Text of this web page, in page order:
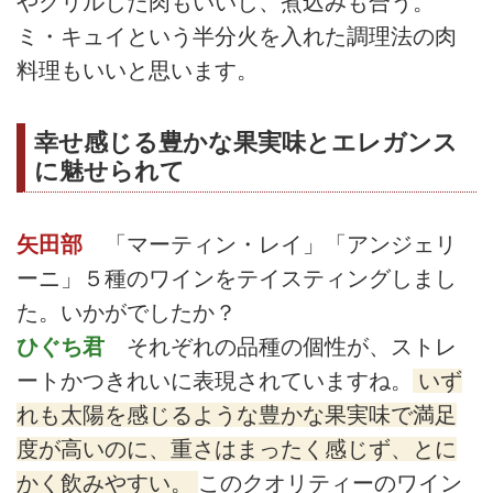
ミ・キュイという半分火を入れた調理法の肉
料理もいいと思います。
幸せ感じる豊かな果実味とエレガンス
に魅せられて
矢田部 「マーティン・レイ」「アンジェリ
ーニ」５種のワインをテイスティングしまし
た。いかがでしたか？
ひぐち君 それぞれの品種の個性が、ストレ
ートかつきれいに表現されていますね。
いず
れも太陽を感じるような豊かな果実味で満足
度が高いのに、重さはまったく感じず、とに
かく飲みやすい。
このクオリティーのワイン